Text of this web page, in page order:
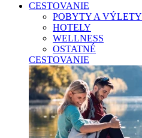
CESTOVANIE
POBYTY A VÝLETY
HOTELY
WELLNESS
OSTATNÉ
CESTOVANIE